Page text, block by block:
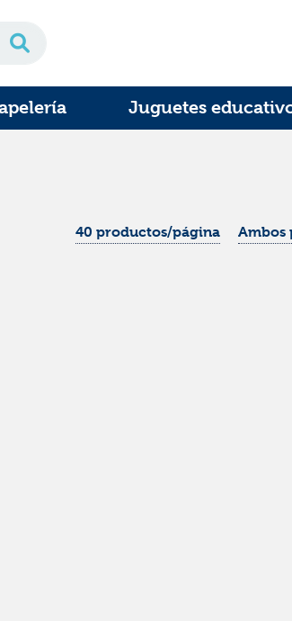
Juguetes
40 productos/página Ambos